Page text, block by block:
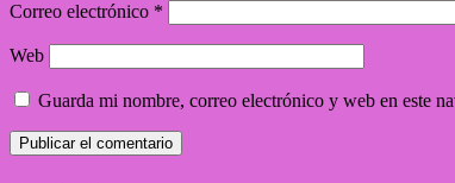
Correo electrónico *
Web
Guarda mi nombre, correo electrónico y web en este